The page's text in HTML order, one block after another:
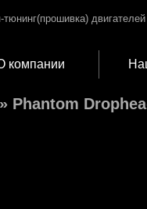
компании
» Phantom